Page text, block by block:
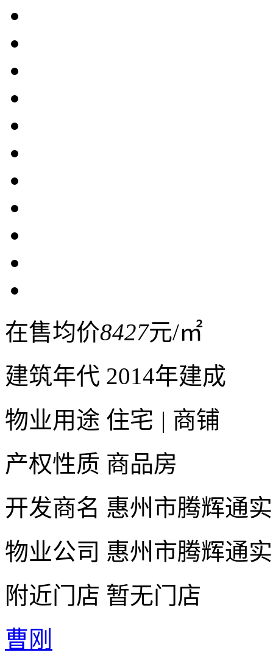
在售均价8427元/㎡
建筑年代 2014年建成
物业用途 住宅 | 商铺
产权性质 商品房
开发商名 惠州市腾辉通
物业公司 惠州市腾辉通
附近门店 暂无门店
曹刚